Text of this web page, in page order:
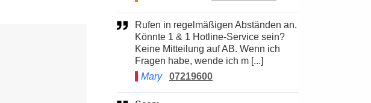
Rufen in regelmäßigen Abständen an.
Könnte 1 & 1 Hotline-Service sein?
Keine Mitteilung auf AB. Wenn ich
Fragen habe, wende ich m [...]
Mary
07219600